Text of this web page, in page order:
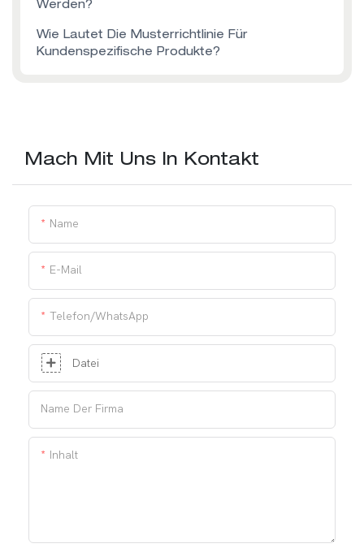
Werden?
Wie Lautet Die Musterrichtlinie Für
Kundenspezifische Produkte?
Mach Mit Uns In Kontakt
Name
E-Mail
Telefon/WhatsApp
Datei
Name Der Firma
Inhalt